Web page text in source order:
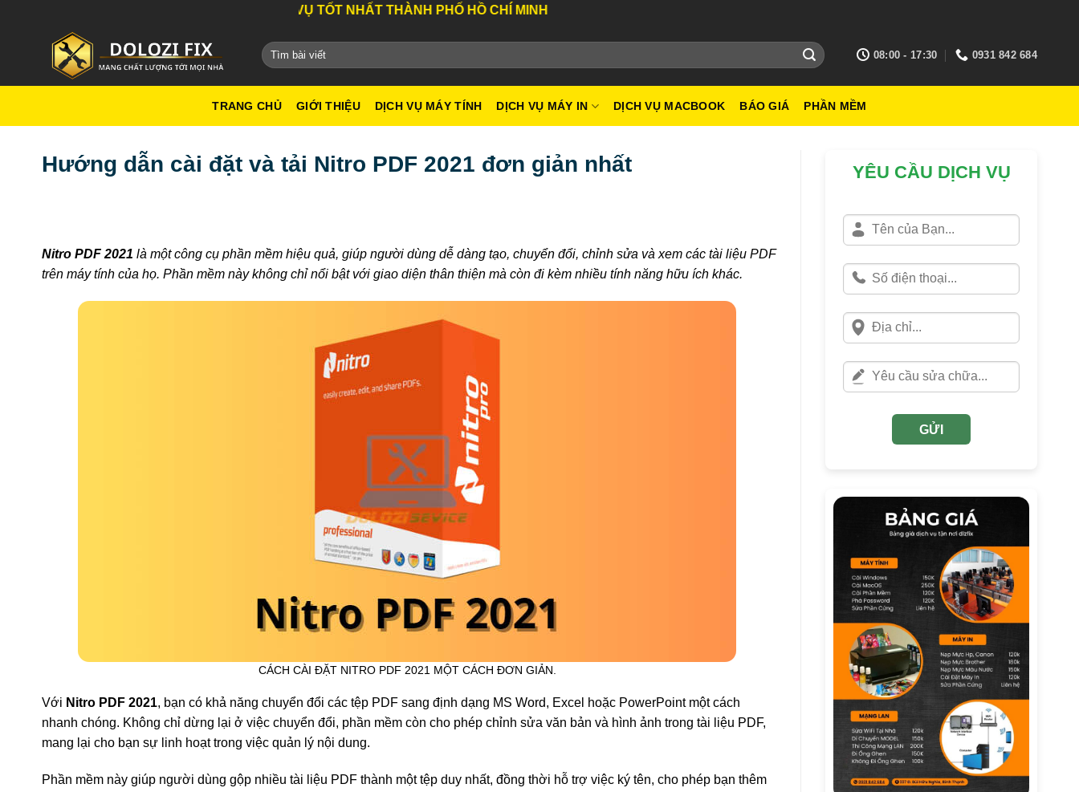
DỊCH VỤ TỐT NHẤT THÀNH PHỐ HỒ CHÍ MINH
08:00 - 17:30 0931 842 684
TRANG CHỦ GIỚI THIỆU DỊCH VỤ MÁY TÍNH DỊCH VỤ MÁY IN DỊCH VỤ MACBOOK BÁO GIÁ PHẦN MỀM
Hướng dẫn cài đặt và tải Nitro PDF 2021 đơn giản nhất
Nitro PDF 2021 là một công cụ phần mềm hiệu quả, giúp người dùng dễ dàng tạo, chuyển đổi, chỉnh sửa và xem các tài liệu PDF
trên máy tính của họ. Phần mềm này không chỉ nổi bật với giao diện thân thiện mà còn đi kèm nhiều tính năng hữu ích khác.
CÁCH CÀI ĐẶT NITRO PDF 2021 MỘT CÁCH ĐƠN GIẢN.
Với Nitro PDF 2021, bạn có khả năng chuyển đổi các tệp PDF sang định dạng MS Word, Excel hoặc PowerPoint một cách
nhanh chóng. Không chỉ dừng lại ở việc chuyển đổi, phần mềm còn cho phép chỉnh sửa văn bản và hình ảnh trong tài liệu PDF,
mang lại cho bạn sự linh hoạt trong việc quản lý nội dung.
Phần mềm này giúp người dùng gộp nhiều tài liệu PDF thành một tệp duy nhất, đồng thời hỗ trợ việc ký tên, cho phép bạn thêm
YÊU CẦU DỊCH VỤ
GỬI